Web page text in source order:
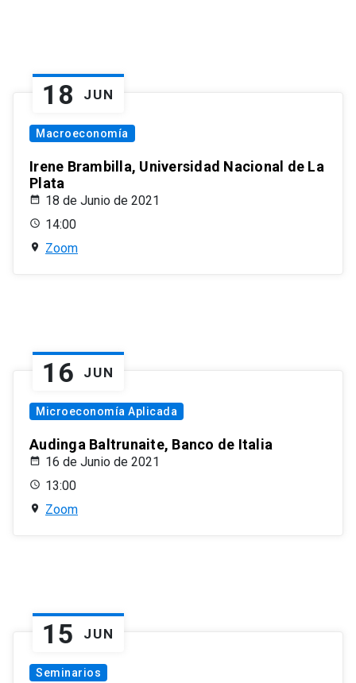
18 JUN
Macroeconomía
Irene Brambilla, Universidad Nacional de La
Plata
18 de Junio de 2021
14:00
Zoom
16 JUN
Microeconomía Aplicada
Audinga Baltrunaite, Banco de Italia
16 de Junio de 2021
13:00
Zoom
15 JUN
Seminarios